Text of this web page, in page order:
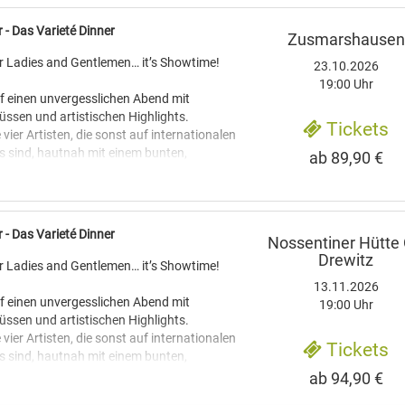
- Das Varieté Dinner
Ladies and Gentlemen… it’s Showtime!
einen unvergesslichen Abend mit
und artistischen Highlights.
vier Artisten, die sonst auf internationalen
sind, hautnah mit einem bunten,
Genres der Akrobatik,
und Jonglage.
die Küche die nächsten Köstlichkeiten
für Sie vor.
Showeinlagen im Wechsel bieten eine
Spannung und Genuss sind Ihnen
Zusmarshausen
23.10.2026
19:00 Uhr
Tickets
ab 89,90 €
- Das Varieté Dinner
Ladies and Gentlemen… it’s Showtime!
einen unvergesslichen Abend mit
und artistischen Highlights.
vier Artisten, die sonst auf internationalen
sind, hautnah mit einem bunten,
Nossentiner Hütte
Drewitz
13.11.2026
19:00 Uhr
Tickets
ab 94,90 €